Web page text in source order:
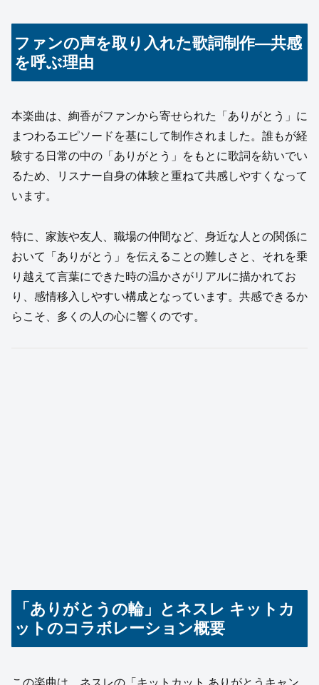
ファンの声を取り入れた歌詞制作—共感
を呼ぶ理由
本楽曲は、絢香がファンから寄せられた「ありがとう」に
まつわるエピソードを基にして制作されました。誰もが経
験する日常の中の「ありがとう」をもとに歌詞を紡いでい
るため、リスナー自身の体験と重ねて共感しやすくなって
います。
特に、家族や友人、職場の仲間など、身近な人との関係に
おいて「ありがとう」を伝えることの難しさと、それを乗
り越えて言葉にできた時の温かさがリアルに描かれてお
り、感情移入しやすい構成となっています。共感できるか
らこそ、多くの人の心に響くのです。
「ありがとうの輪」とネスレ キットカ
ットのコラボレーション概要
この楽曲は、ネスレの「キットカット ありがとうキャン